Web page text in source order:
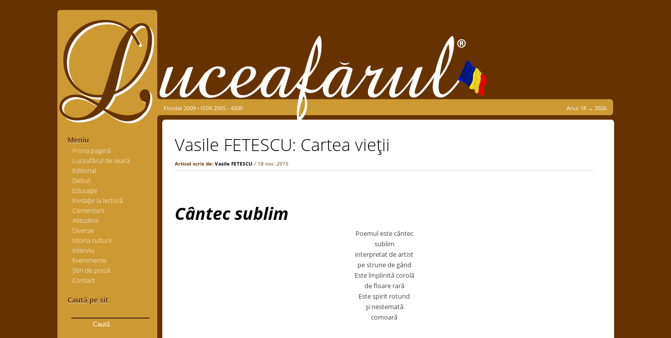
Meniu
Prima pagină
Luceafărul de seară
Editorial
Debut
Educaţie
Invitaţie la lectură
Comentarii
Atitudinii
Diverse
Istoria culturii
Interviu
Evenimente
Știri de presă
Contact
Caută pe sit
după:
Fondat 2009 • ISSN 2065 - 4200 Anul 18 → 2026
Vasile FETESCU: Cartea vieţii
Articol scris de: Vasile FETESCU / 18 nov. 2015
Cântec sublim
Poemul este cântec
sublim
interpretat de artist
pe strune de gând
Este împlinită corolă
de floare rară
Este spirit rotund
şi nestemată
comoară